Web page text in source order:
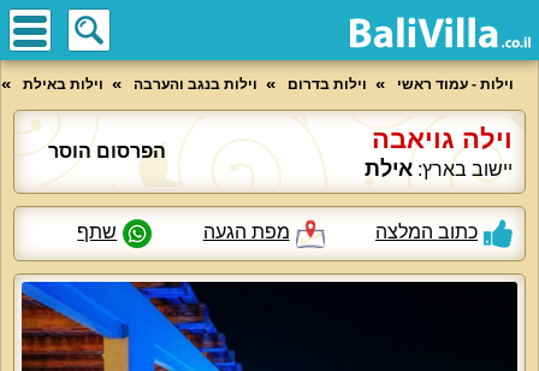
וילות - עמוד ראשי וילות בדרום וילות בנגב והערבה וילות באילת
וילה גויאבה
יישוב בארץ: אילת
הפרסום הוסר
כתוב המלצה מפת הגעה שתף